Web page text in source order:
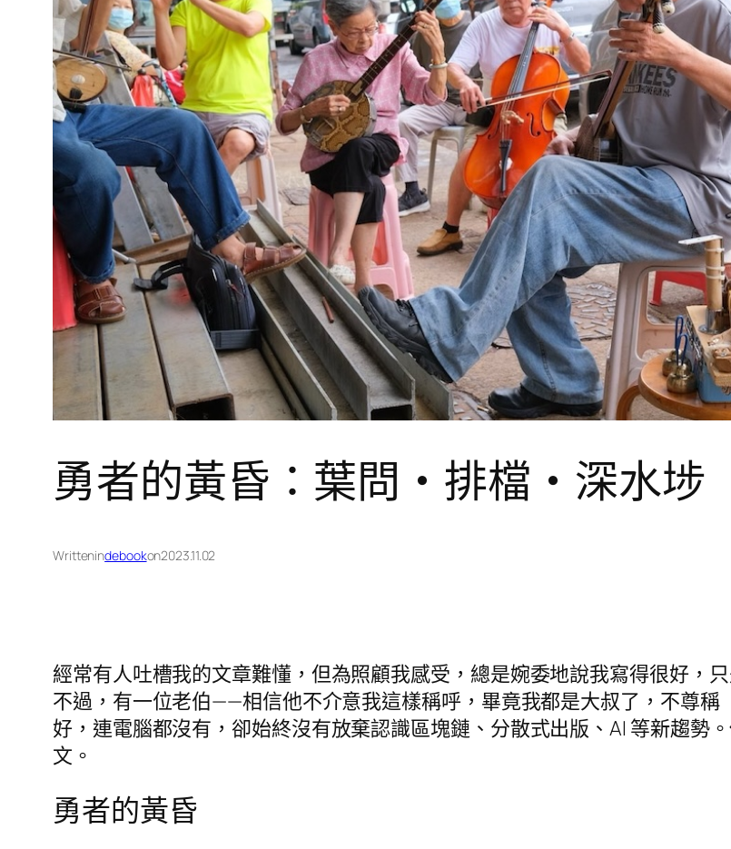
勇者的黃昏：葉問・排檔・深水埗
Writtenindebookon2023.11.02
經常有人吐槽我的文章難懂，但為照顧我感受，總是婉委地說我寫得很好，
不過，有一位老伯——相信他不介意我這樣稱呼，畢竟我都是大叔了，不尊
好，連電腦都沒有，卻始終沒有放棄認識區塊鏈、分散式出版、AI 等新趨勢
文。
勇者的黃昏